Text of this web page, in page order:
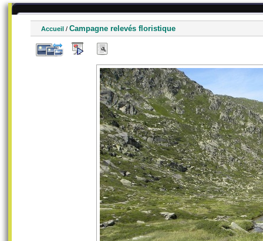
Accueil / Campagne relevés floristique